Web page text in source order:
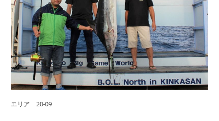
エリア 20-09